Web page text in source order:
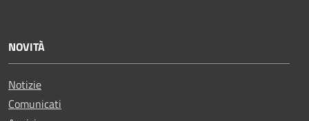
NOVITÀ
Notizie
Comunicati